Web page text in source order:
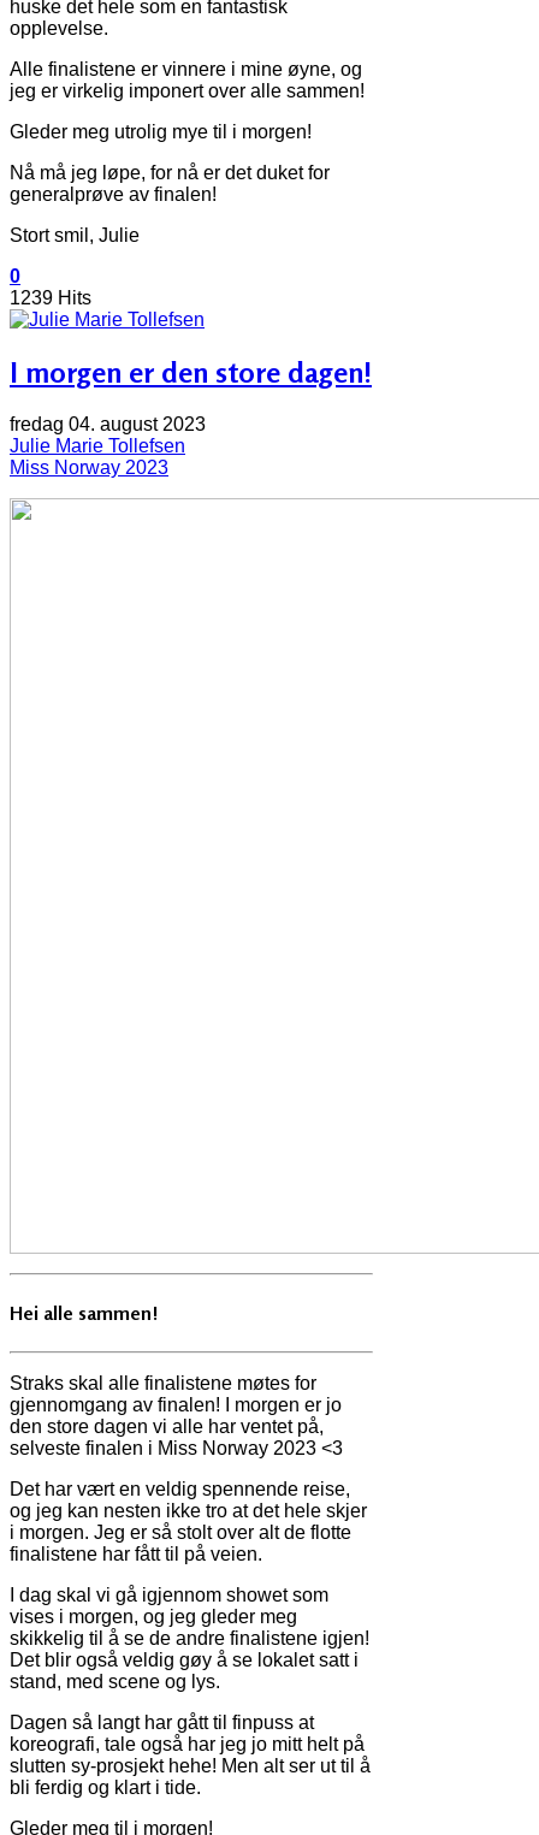
huske det hele som en fantastisk
opplevelse.
Alle finalistene er vinnere i mine øyne, og
jeg er virkelig imponert over alle sammen!
Gleder meg utrolig mye til i morgen!
Nå må jeg løpe, for nå er det duket for
generalprøve av finalen!
Stort smil, Julie
0
1239 Hits
I morgen er den store dagen!
fredag 04. august 2023
Julie Marie Tollefsen
Miss Norway 2023
Hei alle sammen!
Straks skal alle finalistene møtes for
gjennomgang av finalen! I morgen er jo
den store dagen vi alle har ventet på,
selveste finalen i Miss Norway 2023 <3
Det har vært en veldig spennende reise,
og jeg kan nesten ikke tro at det hele skjer
i morgen. Jeg er så stolt over alt de flotte
finalistene har fått til på veien.
I dag skal vi gå igjennom showet som
vises i morgen, og jeg gleder meg
skikkelig til å se de andre finalistene igjen!
Det blir også veldig gøy å se lokalet satt i
stand, med scene og lys.
Dagen så langt har gått til finpuss at
koreografi, tale også har jeg jo mitt helt på
slutten sy-prosjekt hehe! Men alt ser ut til å
bli ferdig og klart i tide.
Gleder meg til i morgen!